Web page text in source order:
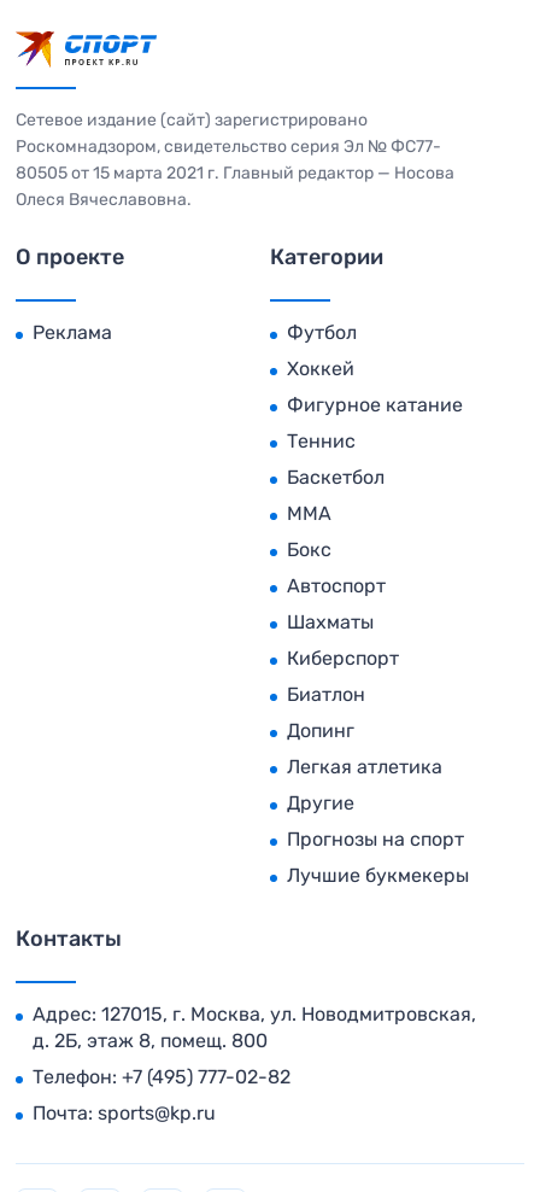
Сетевое издание (сайт) зарегистрировано
Роскомнадзором, свидетельство серия Эл № ФС77-
80505 от 15 марта 2021 г. Главный редактор — Носова
Олеся Вячеславовна.
О проекте
Реклама
Категории
Футбол
Хоккей
Фигурное катание
Теннис
Баскетбол
MMA
Бокс
Автоспорт
Шахматы
Киберспорт
Биатлон
Допинг
Легкая атлетика
Другие
Прогнозы на спорт
Лучшие букмекеры
Контакты
Адрес: 127015, г. Москва, ул. Новодмитровская,
д. 2Б, этаж 8, помещ. 800
Телефон: +7 (495) 777-02-82
Почта: sports@kp.ru